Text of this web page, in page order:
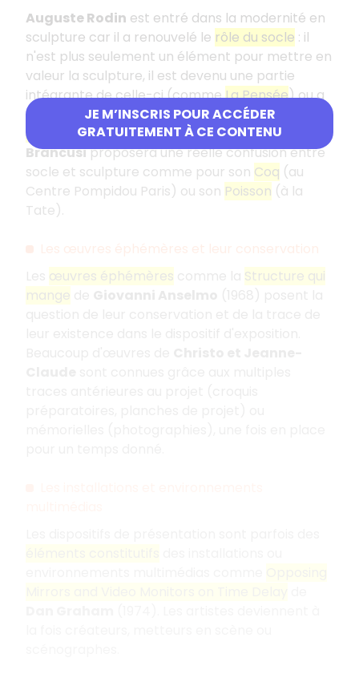
JE M’INSCRIS POUR ACCÉDER
GRATUITEMENT À CE CONTENU
Auguste Rodin est entré dans la modernité en
sculpture car il a renouvelé le rôle du socle : il
n'est plus seulement un élément pour mettre en
valeur la sculpture, il est devenu une partie
intégrante de celle-ci (commeLa Pensée) ou a
même quasiment disparu comme dans ses
Bourgeois de Calais. Élève de Rodin,Constantin
Brancusiproposera une réelle confusion entre
socle et sculpture comme pour son Coq (au
Centre Pompidou Paris) ou son Poisson (à la
Tate).
Les œuvres éphémères et leur conservation
œuvres éphémères
Structure qui
mange